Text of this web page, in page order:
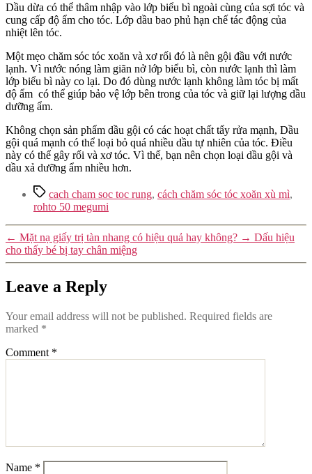
Dầu dừa có thể thâm nhập vào lớp biểu bì ngoài cùng của sợi tóc và
cung cấp độ ẩm cho tóc. Lớp dầu bao phủ hạn chế tác động của
nhiệt lên tóc.
Một mẹo chăm sóc tóc xoăn và xơ rối đó là nên gội đầu với nước
lạnh. Vì nước nóng làm giãn nở lớp biểu bì, còn nước lạnh thì làm
lớp biểu bì này co lại. Do đó dùng nước lạnh không làm tóc bị mất
độ ẩm có thể giúp bảo vệ lớp bên trong của tóc và giữ lại lượng dầu
dưỡng ẩm.
Không chọn sản phẩm dầu gội có các hoạt chất tẩy rửa mạnh, Dầu
gội quá mạnh có thể loại bỏ quá nhiều dầu tự nhiên của tóc. Điều
này có thể gây rối và xơ tóc. Vì thế, bạn nên chọn loại dầu gội và
dầu xả dưỡng ẩm nhiều hơn.
Tagscach cham soc toc rung, cách chăm sóc tóc xoăn xù mì,
rohto 50 megumi
← Mặt nạ giấy trị tàn nhang có hiệu quả hay không? → Dấu hiệu
cho thấy bé bị tay chân miệng
Leave a Reply
Your email address will not be published. Required fields are
marked *
Comment *
Name *